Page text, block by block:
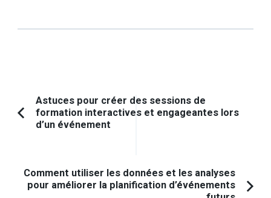
Navigation
d'article
Article
Astuces pour créer des sessions de
formation interactives et engageantes lors
d’un événement
Comment utiliser les données et les analyses
pour améliorer la planification d’événements